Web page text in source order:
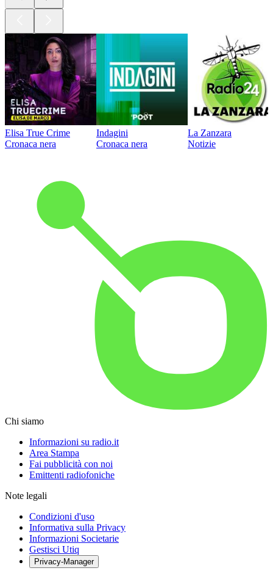
Elisa True Crime
Cronaca nera
Indagini
Cronaca nera
La Zanzara
Notizie
Chi siamo
Informazioni su radio.it
Area Stampa
Fai pubblicità con noi
Emittenti radiofoniche
Note legali
Condizioni d'uso
Informativa sulla Privacy
Informazioni Societarie
Gestisci Utiq
Privacy-Manager